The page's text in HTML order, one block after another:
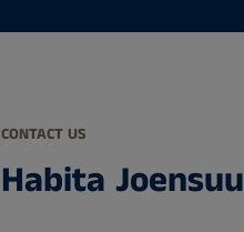
CONTACT US
Habita Joensuu